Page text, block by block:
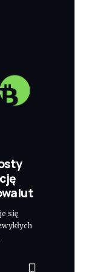
się